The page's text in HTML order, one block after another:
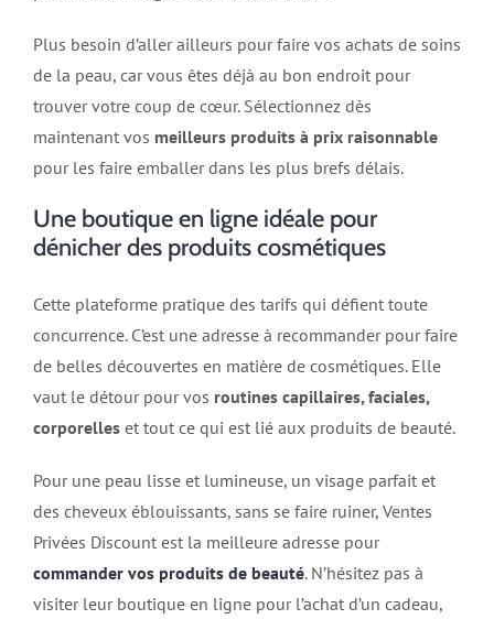
Plus besoin d’aller ailleurs pour faire vos achats de soins
de la peau, car vous êtes déjà au bon endroit pour
trouver votre coup de cœur. Sélectionnez dès
maintenant vos meilleurs produits à prix raisonnable
pour les faire emballer dans les plus brefs délais.
Une boutique en ligne idéale pour
dénicher des produits cosmétiques
Cette plateforme pratique des tarifs qui défient toute
concurrence. C’est une adresse à recommander pour faire
de belles découvertes en matière de cosmétiques. Elle
vaut le détour pour vos routines capillaires, faciales,
corporelles et tout ce qui est lié aux produits de beauté.
Pour une peau lisse et lumineuse, un visage parfait et
des cheveux éblouissants, sans se faire ruiner, Ventes
Privées Discount est la meilleure adresse pour
commander vos produits de beauté. N’hésitez pas à
visiter leur boutique en ligne pour l’achat d’un cadeau,